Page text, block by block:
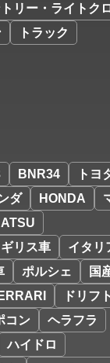
リー・ライトク
トラック
BNR34
トヨ
ダ HONDA
リス車
イタリ
ポルシェ
国
ドリフ
コン
ヘラフラ
ハイドロ